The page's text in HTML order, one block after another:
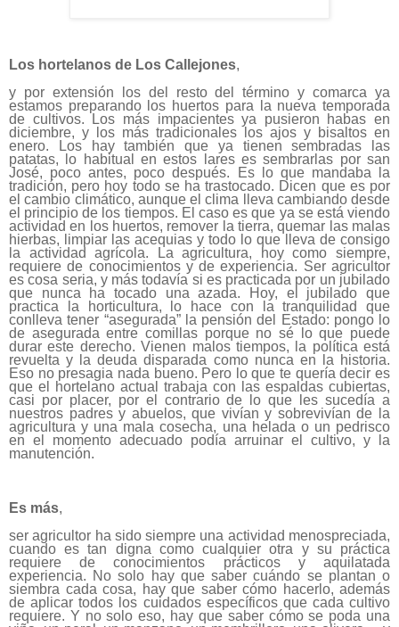
Los hortelanos de Los Callejones,
y por extensión los del resto del término y comarca ya
estamos preparando los huertos para la nueva temporada
de cultivos. Los más impacientes ya pusieron habas en
diciembre, y los más tradicionales los ajos y bisaltos en
enero. Los hay también que ya tienen sembradas las
patatas, lo habitual en estos lares es sembrarlas por san
José, poco antes, poco después. Es lo que mandaba la
tradición, pero hoy todo se ha trastocado. Dicen que es por
el cambio climático, aunque el clima lleva cambiando desde
el principio de los tiempos. El caso es que ya se está viendo
actividad en los huertos, remover la tierra, quemar las malas
hierbas, limpiar las acequias y todo lo que lleva de consigo
la actividad agrícola. La agricultura, hoy como siempre,
requiere de conocimientos y de experiencia. Ser agricultor
es cosa seria, y más todavía si es practicada por un jubilado
que nunca ha tocado una azada. Hoy, el jubilado que
practica la horticultura, lo hace con la tranquilidad que
conlleva tener “asegurada” la pensión del Estado: pongo lo
de asegurada entre comillas porque no sé lo que puede
durar este derecho. Vienen malos tiempos, la política está
revuelta y la deuda disparada como nunca en la historia.
Eso no presagia nada bueno. Pero lo que te quería decir es
que el hortelano actual trabaja con las espaldas cubiertas,
casi por placer, por el contrario de lo que les sucedía a
nuestros padres y abuelos, que vivían y sobrevivían de la
agricultura y una mala cosecha, una helada o un pedrisco
en el momento adecuado podía arruinar el cultivo, y la
manutención.
Es más,
ser agricultor ha sido siempre una actividad menospreciada,
cuando es tan digna como cualquier otra y su práctica
requiere de conocimientos prácticos y aquilatada
experiencia. No solo hay que saber cuándo se plantan o
siembra cada cosa, hay que saber cómo hacerlo, además
de aplicar todos los cuidados específicos que cada cultivo
requiere. Y no solo eso, hay que saber cómo se poda una